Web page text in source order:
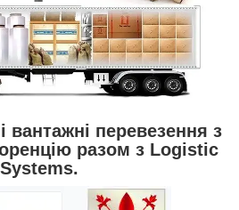
вантажні перевезення з
разом з Logistic
Systems.